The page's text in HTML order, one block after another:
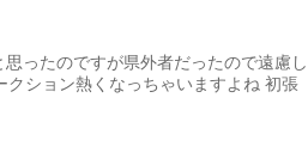
ったのですが県外者だったので遠慮し
クション熱くなっちゃいますよね 初張